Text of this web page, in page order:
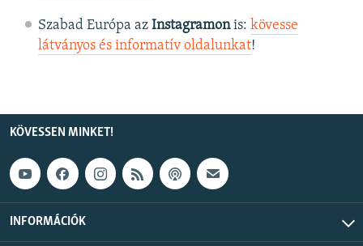
Szabad Európa az Instagramonis: kövesse
látványos és informatív oldalunkat! ​
KÖVESSEN MINKET!
INFORMÁCIÓK